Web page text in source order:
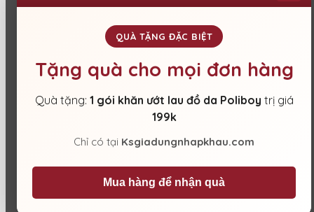
QUÀ TẶNG ĐẶC BIỆT
Tặng quà cho mọi đơn hàng
Quà tặng: 1 gói khăn ướt lau đồ da Poliboy trị giá
199k
Chỉ có tại Ksgiadungnhapkhau.com
Mua hàng để nhận quà